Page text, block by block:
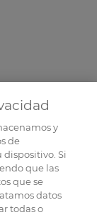
y
de
Si
que las
que se
datos
todas o